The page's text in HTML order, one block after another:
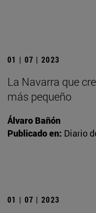
01 | 07 | 2023
La Navarra que
más pequeño
Álvaro Bañón
Publicado en: Diario
01 | 07 | 2023